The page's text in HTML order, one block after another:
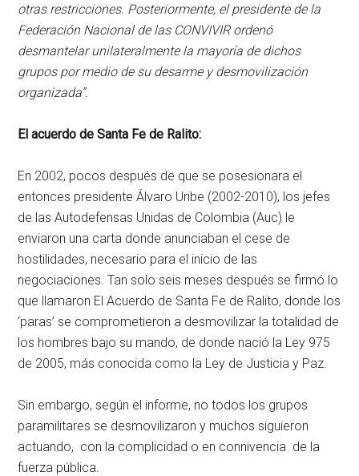
otras restricciones. Posteriormente, el presidente de la
Federación Nacional de las CONVIVIR ordenó
desmantelar unilateralmente la mayoría de dichos
grupos por medio de su desarme y desmovilización
organizada”.
El acuerdo de Santa Fe de Ralito:
En 2002, pocos después de que se posesionara el
entonces presidente Álvaro Uribe (2002-2010), los jefes
de las Autodefensas Unidas de Colombia (Auc) le
enviaron una carta donde anunciaban el cese de
hostilidades, necesario para el inicio de las
negociaciones. Tan solo seis meses después se firmó lo
que llamaron El Acuerdo de Santa Fe de Ralito, donde los
‘paras’ se comprometieron a desmovilizar la totalidad de
los hombres bajo su mando, de donde nació la Ley 975
de 2005, más conocida como la Ley de Justicia y Paz.
Sin embargo, según el informe, no todos los grupos
paramilitares se desmovilizaron y muchos siguieron
actuando, con la complicidad o en connivencia de la
fuerza pública.